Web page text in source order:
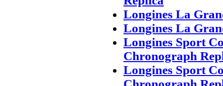
Longines La
Longines La
Longines Sport
Chronograph
Longines Sport